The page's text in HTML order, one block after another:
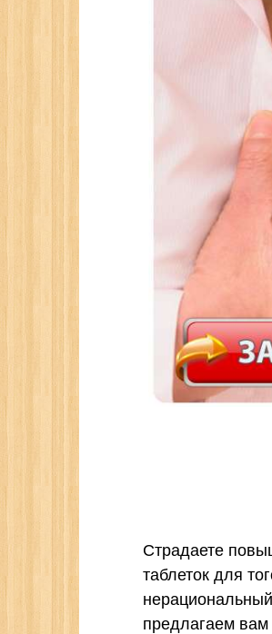
Страдаете
таблеток для
предлагаем